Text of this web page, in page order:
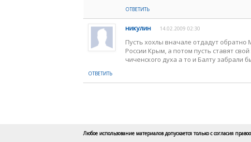
ОТВЕТИТЬ
никулин 14.02.2009 02:30
Пусть хохлы вначале отдадут
России Крым, а потом пусть ставят
чиченского духа а то и Балту забрали
ОТВЕТИТЬ
Любое использование материалов допускается только с согласия